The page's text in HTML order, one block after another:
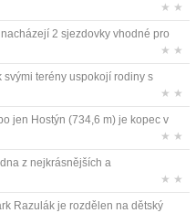
★ ★
2 sjezdovky vhodné pro
★ ★
svými terény uspokojí rodiny s
★ ★
jen Hostýn (734,6 m) je kopec v
★ ★
z nejkrásnějších a
★ ★
Razulák je rozdělen na dětský